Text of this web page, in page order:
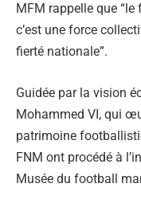
MFM rappelle que
c’est une force
fierté nationale”.
Guidée par la vision
Mohammed VI, qui
patrimoine
FNM ont procédé à
Musée du football